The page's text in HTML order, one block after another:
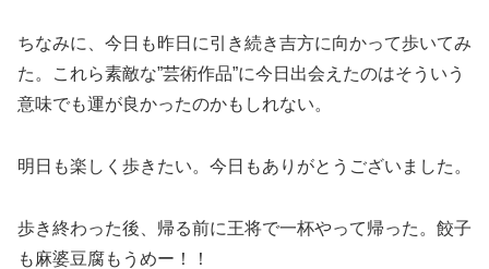
ちなみに、今日も昨日に引き続き吉方に向かって歩いてみ
た。これら素敵な”芸術作品”に今日出会えたのはそういう
意味でも運が良かったのかもしれない。
明日も楽しく歩きたい。今日もありがとうございました。
歩き終わった後、帰る前に王将で一杯やって帰った。餃子
も麻婆豆腐もうめー！！